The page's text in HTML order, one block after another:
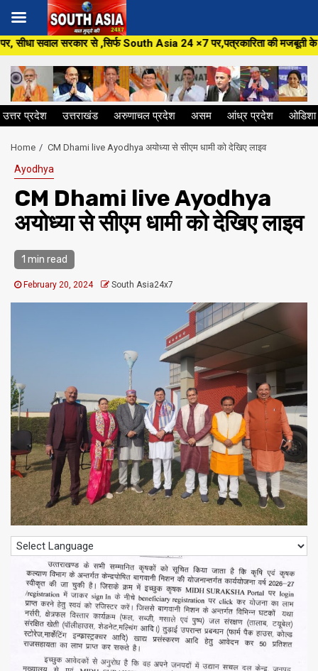
Skip
to
content
से ,सिर्फ South Asia 24 ×7 पर,पत्रकारिता की मजबूती के लिए जुड़िए
उत्तर प्रदेश उत्तराखंड अरुणाचल प्रदेश असम आंध्र प्रदेश ओडिशा
Home CM Dhami live Ayodhya अयोध्या से सीएम धामी को देखिए लाइव
Ayodhya
CM Dhami live Ayodhya
अयोध्या से सीएम धामी को देखिए लाइव
1 min read
February 20, 2024 South Asia24x7